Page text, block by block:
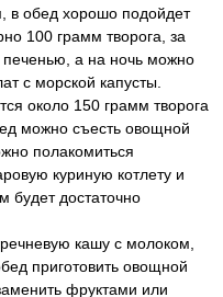
в обед хорошо подойдет
100 грамм творога, за
а на ночь можно
с морской капусты.
около 150 грамм творога
можно съесть овощной
полакомиться
куриную котлету и
будет достаточно
кашу с молоком,
приготовить овощной
фруктами или